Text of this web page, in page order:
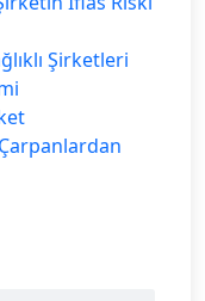
Şirketleri